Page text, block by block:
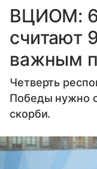
ВЦИОМ:
считают
важным
Четверть
Победы нужно
скорби.